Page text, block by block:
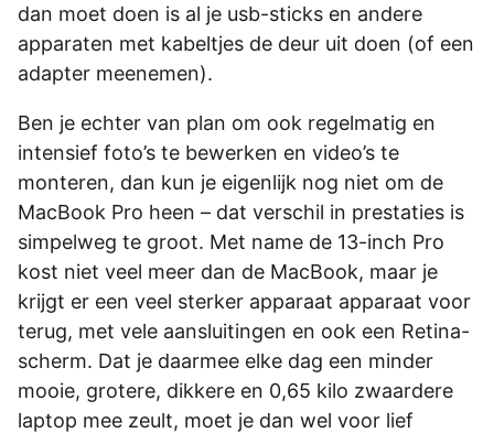
dan moet doen is al je usb-sticks en andere
apparaten met kabeltjes de deur uit doen (of een
adapter meenemen).
Ben je echter van plan om ook regelmatig en
intensief foto’s te bewerken en video’s te
monteren, dan kun je eigenlijk nog niet om de
MacBook Pro heen – dat verschil in prestaties is
simpelweg te groot. Met name de 13-inch Pro
kost niet veel meer dan de MacBook, maar je
krijgt er een veel sterker apparaat apparaat voor
terug, met vele aansluitingen en ook een Retina-
scherm. Dat je daarmee elke dag een minder
mooie, grotere, dikkere en 0,65 kilo zwaardere
laptop mee zeult, moet je dan wel voor lief